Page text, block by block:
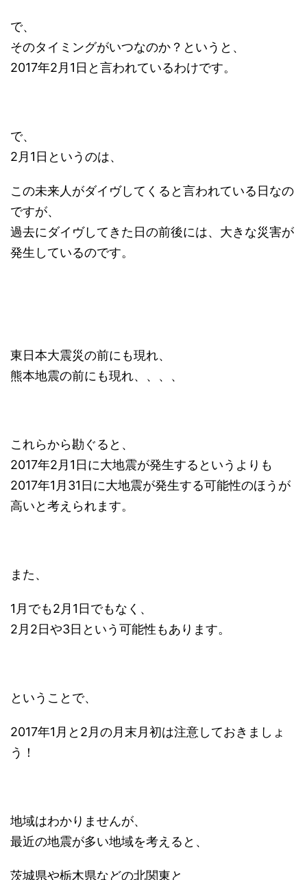
で、
そのタイミングがいつなのか？というと、
2017年2月1日と言われているわけです。
で、
2月1日というのは、
この未来人がダイヴしてくると言われている日なの
ですが、
過去にダイヴしてきた日の前後には、大きな災害が
発生しているのです。
東日本大震災の前にも現れ、
熊本地震の前にも現れ、、、、
これらから勘ぐると、
2017年2月1日に大地震が発生するというよりも
2017年1月31日に大地震が発生する可能性のほうが
高いと考えられます。
また、
1月でも2月1日でもなく、
2月2日や3日という可能性もあります。
ということで、
2017年1月と2月の月末月初は注意しておきましょ
う！
地域はわかりませんが、
最近の地震が多い地域を考えると、
茨城県や栃木県などの北関東と